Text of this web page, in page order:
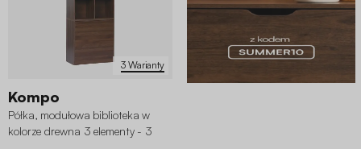
3 Warianty
Kompo
Półka, modułowa biblioteka w
kolorze drewna 3 elementy - 3